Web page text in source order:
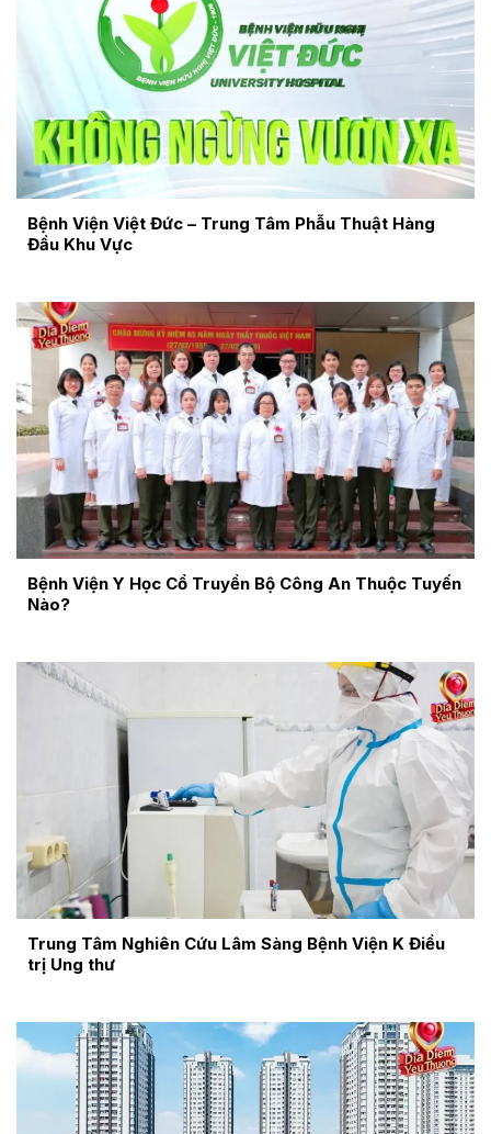
Bệnh Viện Việt Đức – Trung Tâm Phẫu Thuật Hàng
Đầu Khu Vực
Bệnh Viện Y Học Cổ Truyền Bộ Công An Thuộc Tuyến
Nào?
Trung Tâm Nghiên Cứu Lâm Sàng Bệnh Viện K Điều
trị Ung thư